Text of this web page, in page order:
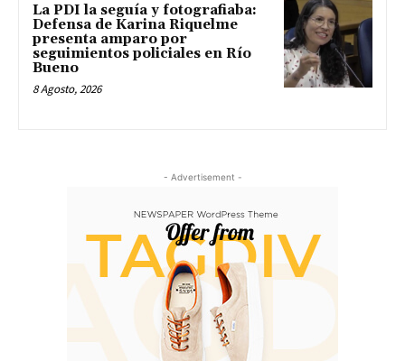
La PDI la seguía y fotografiaba:
Defensa de Karina Riquelme
presenta amparo por
seguimientos policiales en Río
Bueno
8 Agosto, 2026
- Advertisement -